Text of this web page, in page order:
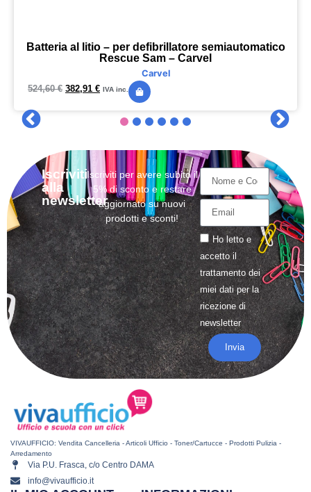
Batteria al litio – per defibrillatore semiautomatico
Rescue Sam – Carvel
Carvel
524,60€ 382,91 € IVA inc.
Iscriviti
alla
newsletter
Iscriviti per avere subito il
5% di sconto e restare
aggiornato su nuovi
prodotti e sconti!
Ho letto e
accetto il
trattamentodei
miei dati per la
ricezione di
newsletter
Invia
VIVAUFFICIO: Vendita Cancelleria - Articoli Ufficio - Toner/Cartucce - Prodotti Pulizia -
Arredamento
Via P.U. Frasca, c/o Centro DAMA
info@vivaufficio.it